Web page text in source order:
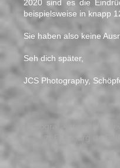
2020 sind es die
beispielsweise in knapp
Sie haben also keine
Seh dich später,
JCS Photography,